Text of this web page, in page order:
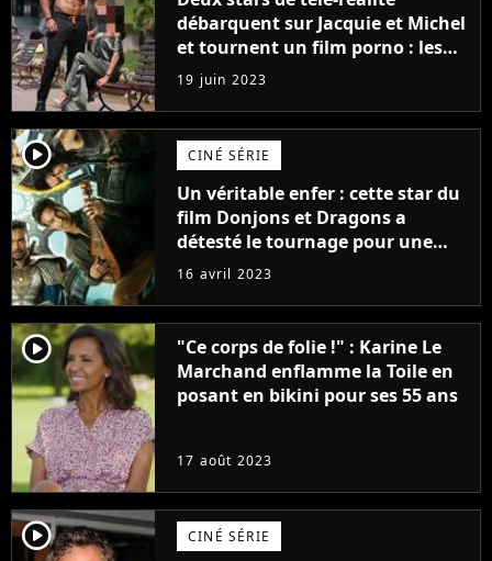
débarquent sur Jacquie et Michel
et tournent un film porno : les
premières images du tournage
(exclu)
19 juin 2023
player2 CINÉ SÉRIE
Un véritable enfer : cette star du
film Donjons et Dragons a
détesté le tournage pour une
raison très spéciale
16 avril 2023
player2
"Ce corps de folie !" : Karine Le
Marchand enflamme la Toile en
posant en bikini pour ses 55 ans
17 août 2023
player2 CINÉ SÉRIE